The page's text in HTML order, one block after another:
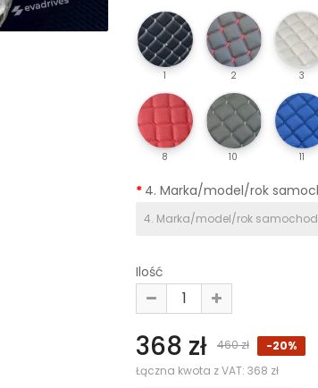
1 2 3
8 10 11
4. Marka/model/rok
Ilość
368 zł 460 zł
-20%
Łączna kwota z VAT: 368 zł